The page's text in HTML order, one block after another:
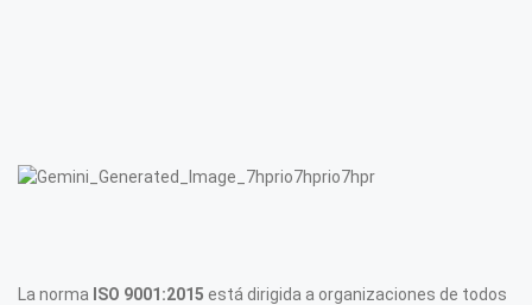
La norma ISO 9001:2015 está dirigida a organizaciones de todos